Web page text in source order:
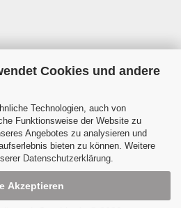
Cookies und andere
Technologien, auch von
Funktionsweise der Website zu
Angebotes zu analysieren und
bieten zu können. Weitere
Datenschutzerklärung.
Akzeptieren